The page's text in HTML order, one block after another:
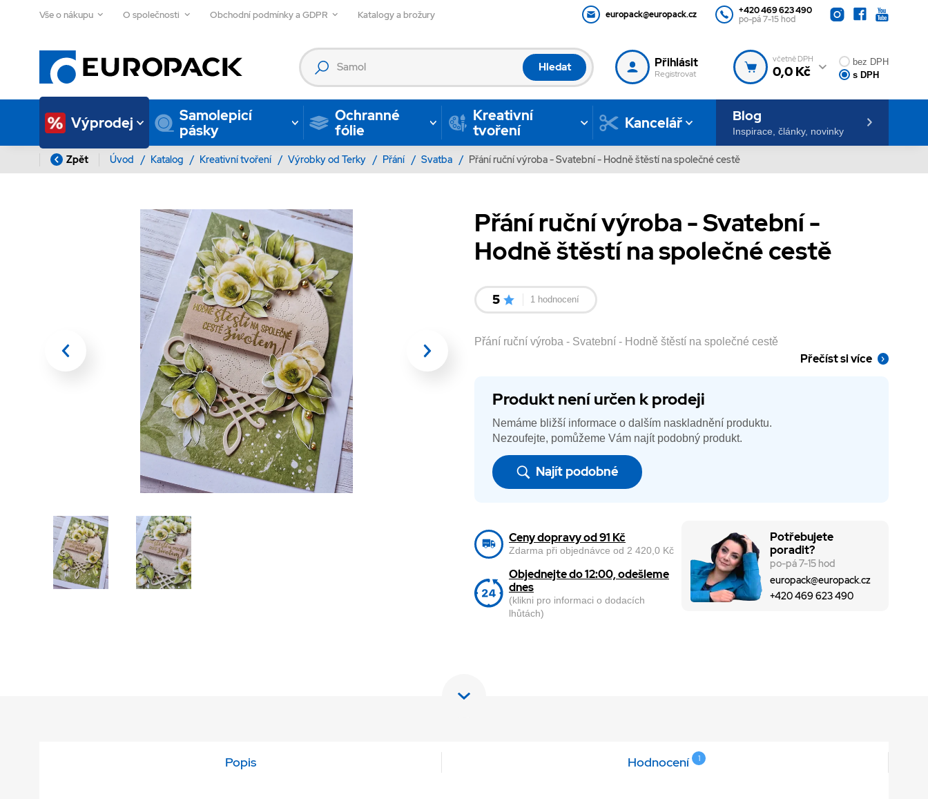
Vše o nákupu O společnosti Obchodní podmínky a GDPR Katalogy a brožury europack@europack.cz
+420 469 623 490
po-pá 7-15 hod
Hledat Přihlásit
Registrovat
včetně DPH
0,0 Kč
bez DPH
s DPH
Výprodej
Samolepicí
pásky
Ochranné
fólie
Kreativní
tvoření
Kancelář Blog
Inspirace, články, novinky
Zpět Úvod / Katalog / Kreativní tvoření / Výrobky od Terky / Přání / Svatba / Přání ruční výroba - Svatební - Hodně štěstí na společné cestě
Přání ruční výroba - Svatební -
Hodně štěstí na společné cestě
5 1 hodnocení
Přání ruční výroba - Svatební - Hodně štěstí na společné cestě
Přečíst si více
Produkt není určen k prodeji
Nemáme bližší informace o dalším naskladnění produktu.
Nezoufejte, pomůžeme Vám najít podobný produkt.
Najít podobné
Ceny dopravy od 91 Kč
Zdarma při objednávce od 2 420,0 Kč
Objednejte do 12:00, odešleme
dnes
(klikni pro informaci o dodacích
lhůtách)
Potřebujete
poradit?
po-pá 7-15 hod
europack@europack.cz
+420 469 623 490
Popis Hodnocení 1